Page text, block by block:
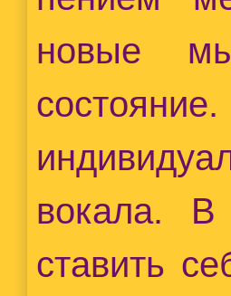
новые
вокала. В
ставить